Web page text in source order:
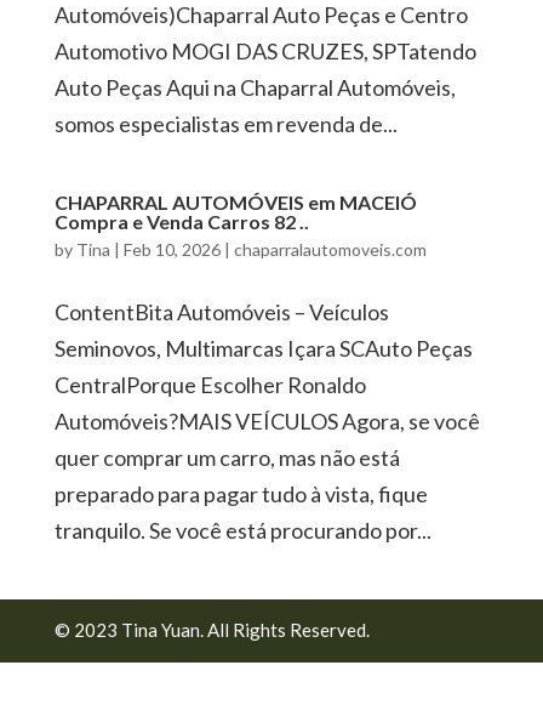
Automóveis)Chaparral Auto Peças e Centro
Automotivo MOGI DAS CRUZES, SPTatendo
Auto Peças Aqui na Chaparral Automóveis,
somos especialistas em revenda de...
CHAPARRAL AUTOMÓVEIS em MACEIÓ
Compra e Venda Carros 82 ..
by Tina | Feb 10, 2026| chaparralautomoveis.com
ContentBita Automóveis – Veículos
Seminovos, Multimarcas Içara SCAuto Peças
CentralPorque Escolher Ronaldo
Automóveis?MAIS VEÍCULOS Agora, se você
quer comprar um carro, mas não está
preparado para pagar tudo à vista, fique
tranquilo. Se você está procurando por...
© 2023 Tina Yuan. All Rights Reserved.